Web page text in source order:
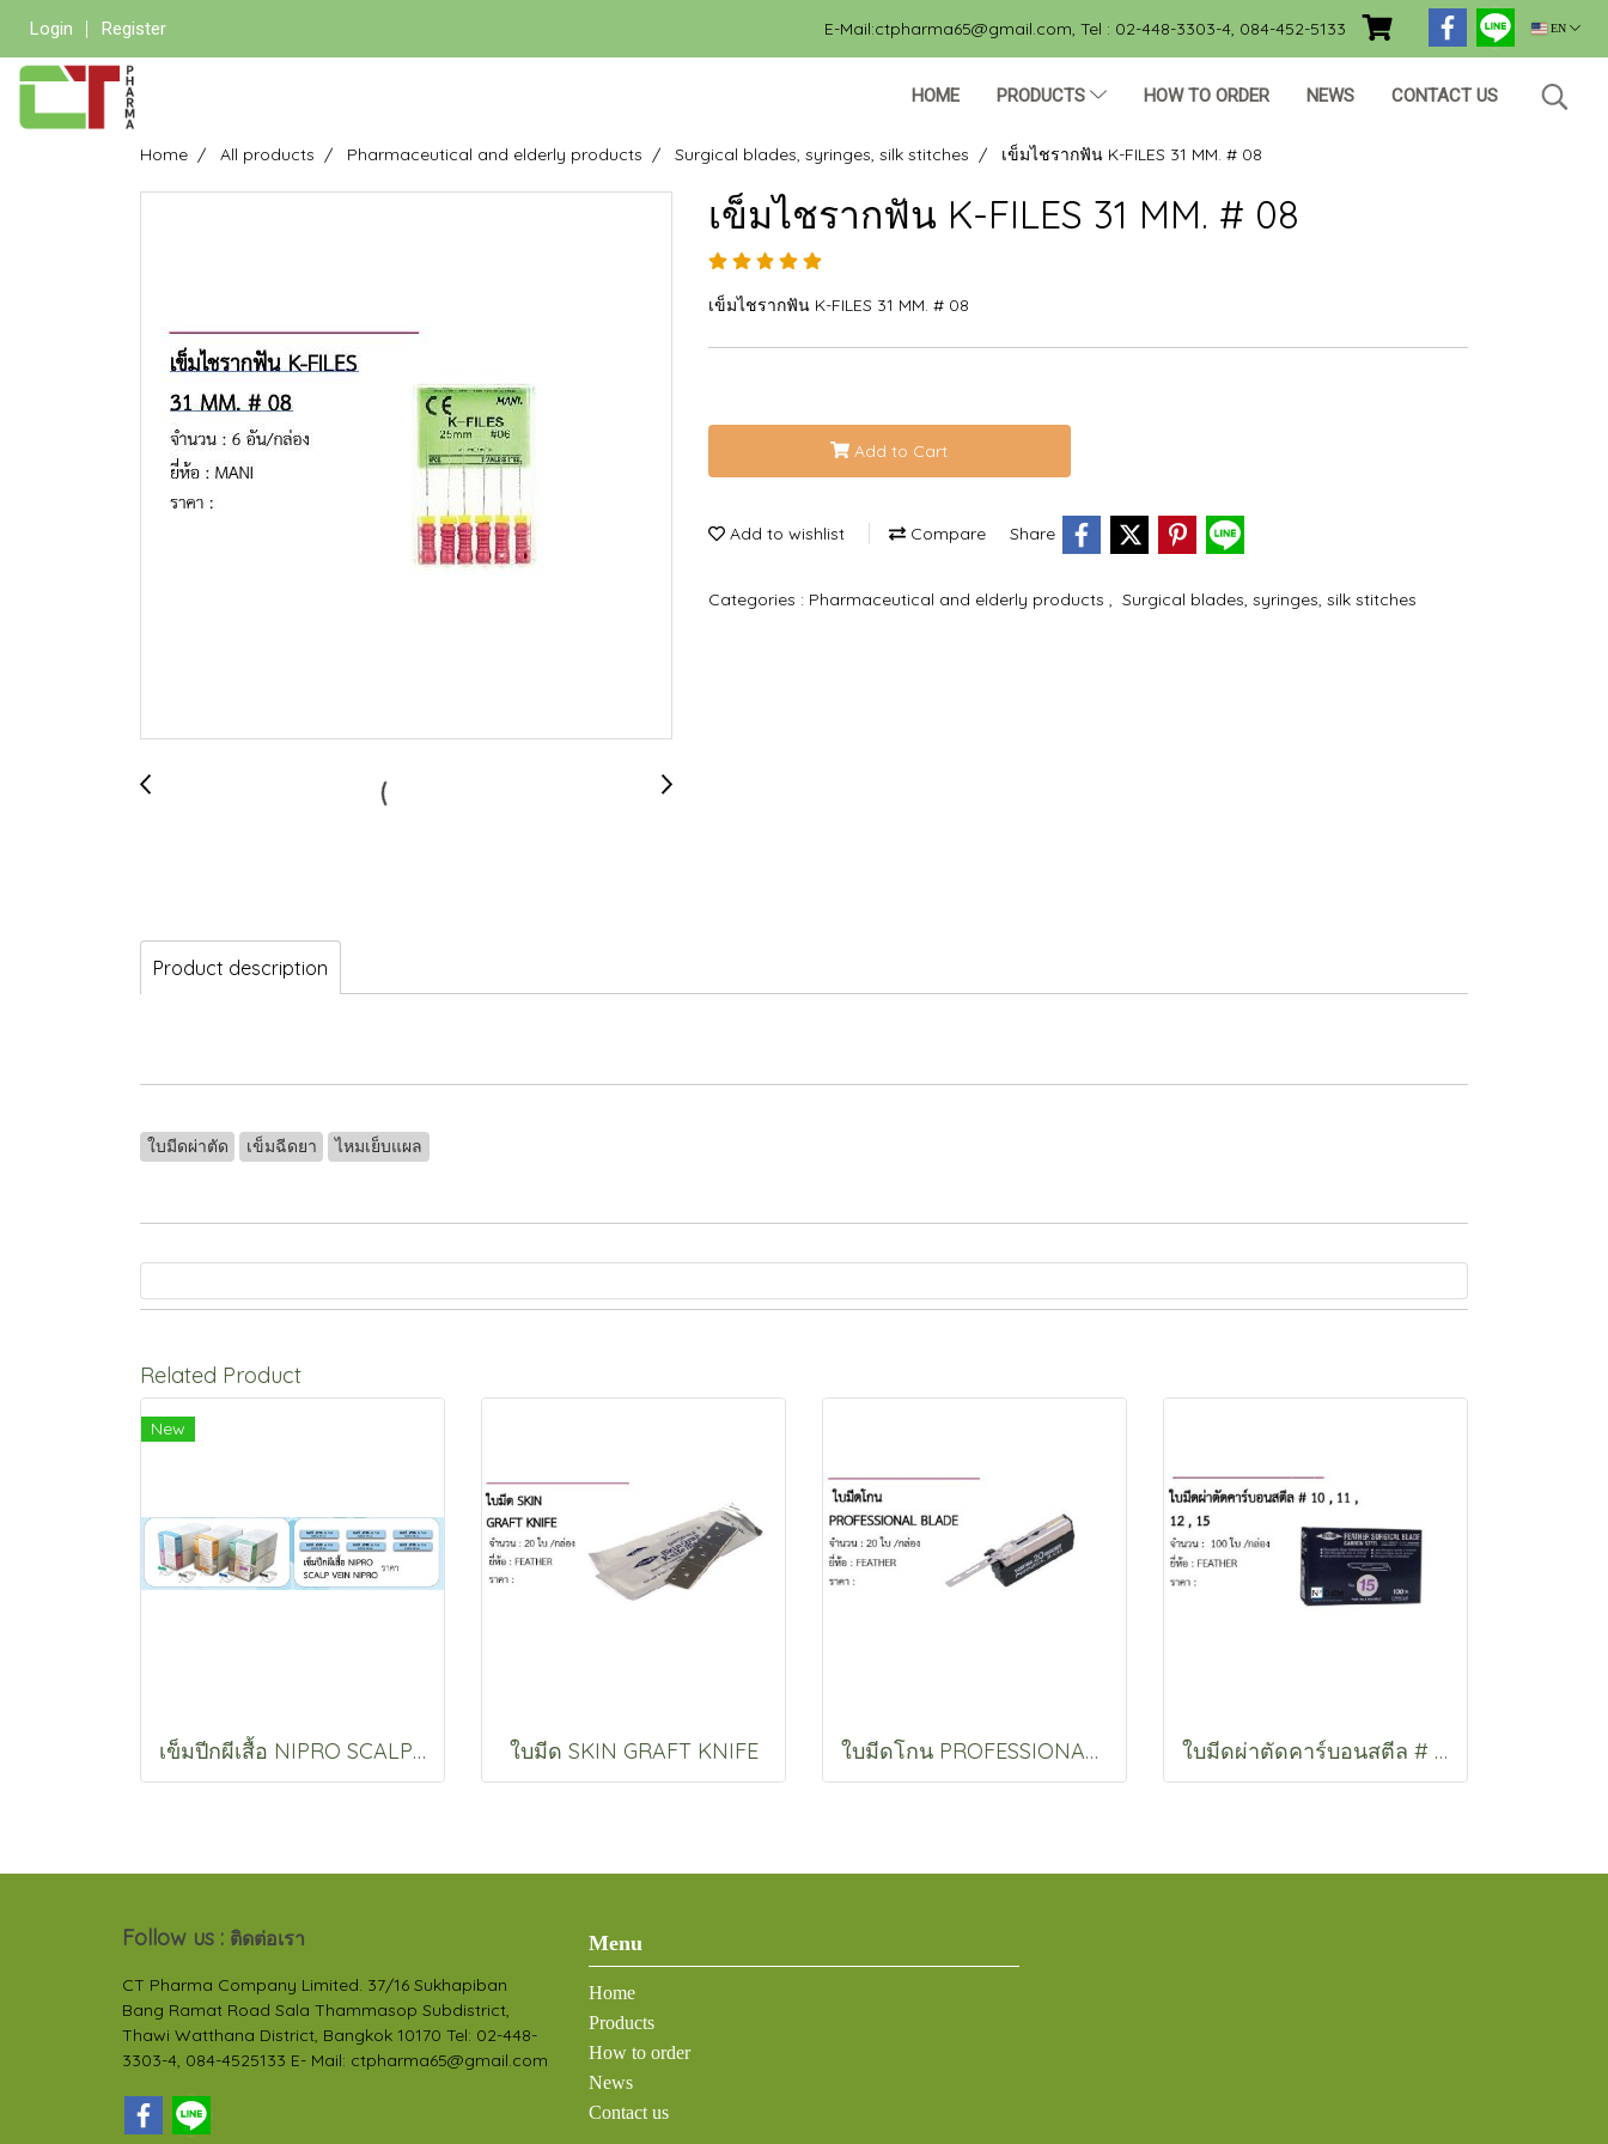
Login Register E-Mail:ctpharma65@gmail.com, Tel : 02-448-3303-4, 084-452-5133 EN
HOME PRODUCTS HOW TO ORDER NEWS CONTACT US
Home All products Pharmaceutical and elderly products Surgical blades, syringes, silk stitches เข็มไชรากฟัน K-FILES 31 MM. # 08
เข็มไชรากฟัน K-FILES 31 MM. # 08
เข็มไชรากฟัน K-FILES 31 MM. # 08
Add to Cart
Add to wishlist Compare Share
Categories : Pharmaceutical and elderly products Surgical blades, syringes, silk stitches
Product description
ใบมีดผ่าตัด เข็มฉีดยา ไหมเย็บแผล
Related Product
New
เข็มปีกผีเสื้อ NIPRO SCALP VEIN NIPRO ใบมีด SKIN GRAFT KNIFE ใบมีดโกน PROFESSIONAL BLADE ใบมีดผ่าตัดคาร์บอนสตีล # 10 , 11 , 12 , 15
Follow us : ติดต่อเรา
CT Pharma Company Limited. 37/16 Sukhapiban
Bang Ramat Road Sala Thammasop Subdistrict,
Thawi Watthana District, Bangkok 10170 Tel: 02-448-
3303-4, 084-4525133 E- Mail: ctpharma65@gmail.com
Menu
Home
Products
How to order
News
Contact us